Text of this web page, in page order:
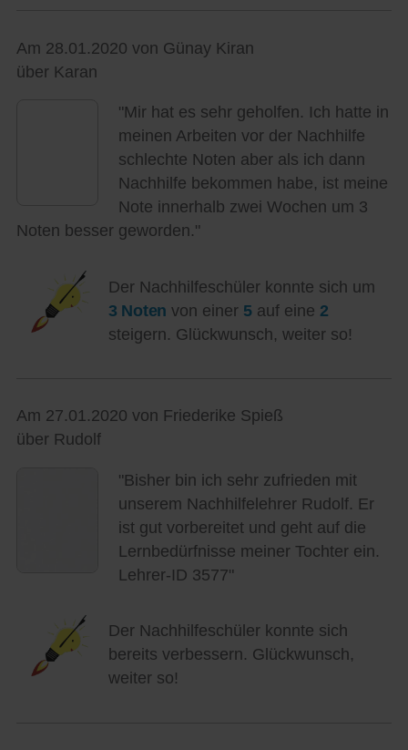
Am 28.01.2020 von Günay Kiran
über Karan
"Mir hat es sehr geholfen. Ich hatte in
meinen Arbeiten vor der Nachhilfe
schlechte Noten aber als ich dann
Nachhilfe bekommen habe, ist meine
Note innerhalb zwei Wochen um 3
Noten besser geworden."
Der Nachhilfeschüler konnte sich um
3 Noten von einer 5auf eine 2
steigern. Glückwunsch, weiter so!
Am 27.01.2020 von Friederike Spieß
über Rudolf
"Bisher bin ich sehr zufrieden mit
unserem Nachhilfelehrer Rudolf. Er
ist gut vorbereitet und geht auf die
Lernbedürfnisse meiner Tochter ein.
Lehrer-ID 3577"
Der Nachhilfeschüler konnte sich
bereits verbessern. Glückwunsch,
weiter so!